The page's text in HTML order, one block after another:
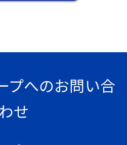
プへのお問い合
せ